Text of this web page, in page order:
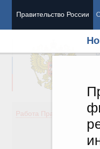
Правительство России
Работа Правительства